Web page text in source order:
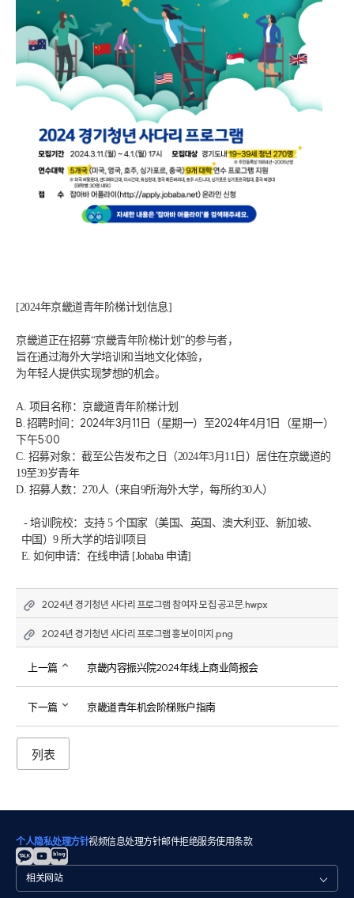
[2024年京畿道青年阶梯计划信息]
京畿道正在招募“京畿青年阶梯计划”的参与者，
旨在通过海外大学培训和当地文化体验，
为年轻人提供实现梦想的机会。
A. 项目名称：京畿道青年阶梯计划
B. 招聘时间：2024年3月11日（星期一）至2024年4月1日（星期一）
下午5:00
C. 招募对象：截至公告发布之日（2024年3月11日）居住在京畿道的
19至39岁青年
D. 招募人数：270人（来自9所海外大学，每所约30人）
- 培训院校：支持 5 个国家（美国、英国、澳大利亚、新加坡、
中国）9 所大学的培训项目
E. 如何申请：在线申请 [Jobaba 申请]
2024년 경기청년 사다리 프로그램 참여자 모집 공고문.hwpx
2024년 경기청년 사다리 프로그램 홍보이미지.png
上一篇 京畿内容振兴院2024年线上商业简报会
下一篇 京畿道青年机会阶梯账户指南
列表
个人隐私处理方针视频信息处理方针邮件拒绝服务使用条款
관
련